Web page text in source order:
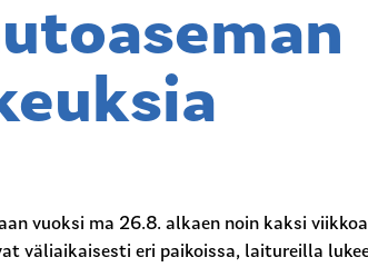
vuoksi ma 26.8. alkaen noin kaksi
eri paikoissa, laitureilla